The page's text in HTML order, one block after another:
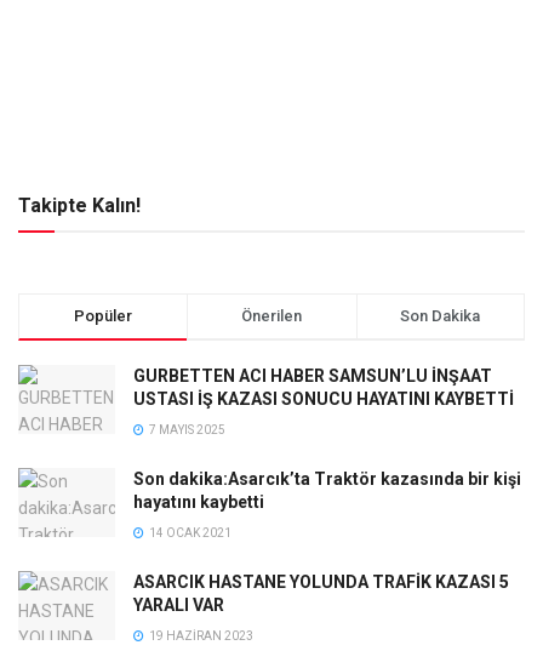
Takipte Kalın!
Popüler Önerilen Son Dakika
GURBETTEN ACI HABER SAMSUN’LU İNŞAAT
USTASI İŞ KAZASI SONUCU HAYATINI KAYBETTİ
7 MAYIS 2025
Son dakika:Asarcık’ta Traktör kazasında bir kişi
hayatını kaybetti
14 OCAK 2021
ASARCIK HASTANE YOLUNDA TRAFİK KAZASI 5
YARALI VAR
19 HAZIRAN 2023